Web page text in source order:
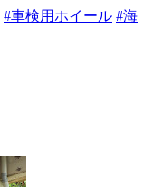
#車検用ホイール #海